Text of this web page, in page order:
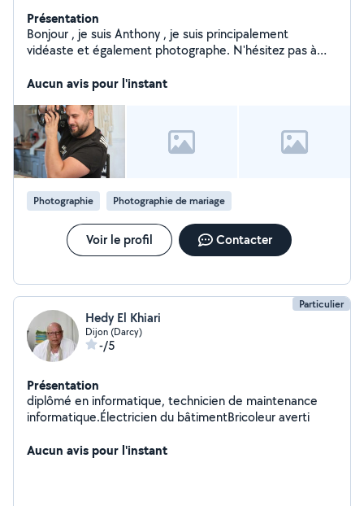
Présentation
Bonjour , je suis Anthony , je suis principalement
vidéaste et également photographe. N'hésitez pas à
Aucun avis pour l'instant
Photographie Photographie de mariage
Voir le profil Contacter
Particulier
Hedy El Khiari
Dijon (Darcy)
-/5
Présentation
diplômé en informatique, technicien de maintenance
informatique.Électricien du bâtimentBricoleur averti
Aucun avis pour l'instant